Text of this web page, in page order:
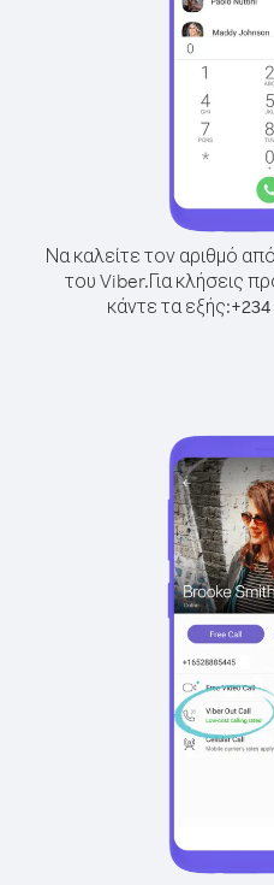
Να καλείτε τον αριθμό
του Viber.Για κλήσεις
κάντε τα εξής:+234